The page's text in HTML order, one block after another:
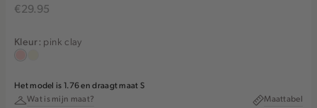
€29.95
Kleur: pink clay
white
Het model is 1.76 en draagt maat S
Wat is mijn maat?
Maattabel